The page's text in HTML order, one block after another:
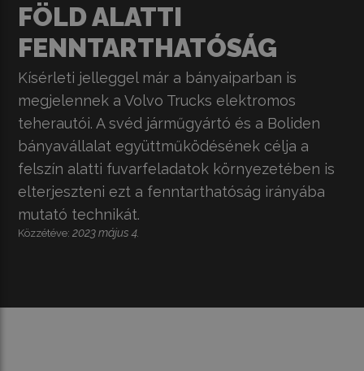
FÖLD ALATTI
FENNTARTHATÓSÁG
Kísérleti jelleggel már a bányaiparban is
megjelennek a Volvo Trucks elektromos
teherautói. A svéd járműgyártó és a Boliden
bányavállalat együttműködésének célja a
felszín alatti fuvarfeladatok környezetében is
elterjeszteni ezt a fenntarthatóság irányába
mutató technikát.
Közzétéve:2023 május 4.